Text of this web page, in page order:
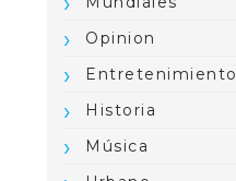
Opinion
Entretenimiento
Historia
Música